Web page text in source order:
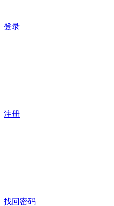
登录
注册
找回密码